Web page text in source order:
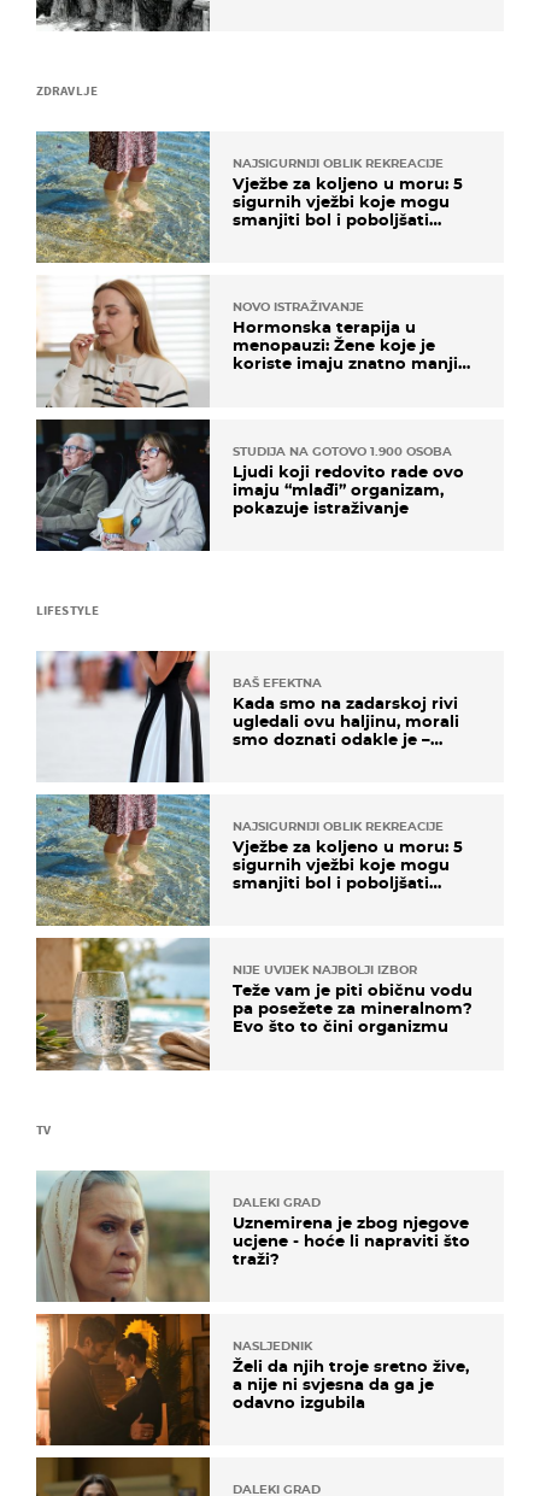
ZDRAVLJE
NAJSIGURNIJI OBLIK REKREACIJE
Vježbe za koljeno u moru: 5
sigurnih vježbi koje mogu
smanjiti bol i poboljšati
NOVO ISTRAŽIVANJE
Hormonska terapija u
menopauzi: Žene koje je
koriste imaju znatno manji
STUDIJA NA GOTOVO 1.900 OSOBA
Ljudi koji redovito rade ovo
imaju “mlađi” organizam,
pokazuje istraživanje
TV
DALEKI GRAD
Uznemirena je zbog njegove
ucjene - hoće li napraviti što
traži?
NASLJEDNIK
Želi da njih troje sretno žive,
a nije ni svjesna da ga je
odavno izgubila
DALEKI GRAD
LIFESTYLE
BAŠ EFEKTNA
Kada smo na zadarskoj rivi
ugledali ovu haljinu, morali
smo doznati odakle je –
NAJSIGURNIJI OBLIK REKREACIJE
Vježbe za koljeno u moru: 5
sigurnih vježbi koje mogu
smanjiti bol i poboljšati
NIJE UVIJEK NAJBOLJI IZBOR
Teže vam je piti običnu vodu
pa posežete za mineralnom?
Evo što to čini organizmu